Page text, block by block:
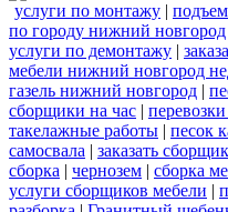
услуги по монтажу |
по городу нижний новгород
услуги по демонтажу |
мебели нижний новгород
газель нижний новгород |
сборщики на час |
такелажные работы | песок
самосвала | заказать
сборка | чернозем | сборка
услуги сборщиков мебели |